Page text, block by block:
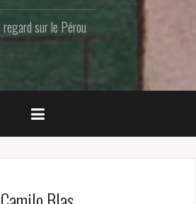
regard sur le Pérou